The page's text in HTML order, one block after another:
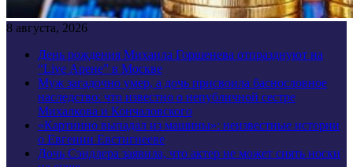
8 августа, 2026
День рождения Михаила Горшенева отпразднуют на
“Live Арене” в Москве
Муж загадочно умер, а дочь присвоила баснословное
наследство: что известно о непубличной сестре
Михалкова и Кончаловского
«Картинно выпадал из машины»: неизвестные истории
о Евгении Евстигнееве
Дочь Сэндлера заявила, что актер не может снять носки